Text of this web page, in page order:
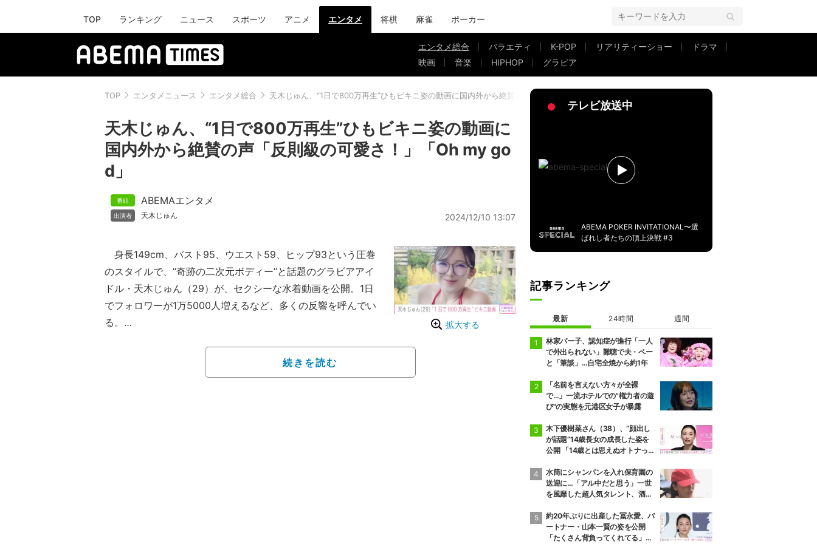
TOP ランキング ニュース スポーツ アニメ エンタメ 将棋 麻雀 ポーカー
エンタメ総合 バラエティ K-POP リアリティーショー
ドラマ
映画
音楽 HIPHOP グラビア
TOP エンタメニュース エンタメ総合 天木じゅん、“1日で800万再生”ひもビキニ姿の動画に国内外から絶賛の声「反則級の可愛さ！」「Oh my god」
天木じゅん、“1日で800万再生”ひもビキニ姿の動画に
国内外から絶賛の声「反則級の可愛さ！」「Oh my go
d」
ABEMAエンタメ
天木じゅん 2024/12/10 13:07
拡大する
身長149cm、バスト95、ウエスト59、ヒップ93という圧巻
のスタイルで、“奇跡の二次元ボディー”と話題のグラビアアイ
ドル・天木じゅん（29）が、セクシーな水着動画を公開。1日
でフォロワーが1万5000人増えるなど、多くの反響を呼んでい
る。
ファイター』シリーズに登場する春麗のコスプレショットや、
ダイナミックなバストが際立つ水着姿など、色気あふれる写真
続きを読む
テレビ放送中
ABEMA POKER INVITATIONAL〜選
ばれし者たちの頂上決戦 #3
記事ランキング
最新 24時間 週間
林家パー子、認知症が進行「一人
で外出られない」難聴で夫・ペー
と「筆談」…自宅全焼から約1年
「名前を言えない方々が全裸
で…」一流ホテルでの"権力者の遊
び"の実態を元港区女子が暴露
木下優樹菜さん（38）、“顔出し
が話題”14歳長女の成長した姿を
公開 「14歳とは思えぬオトナっぽ
ぎる」など反響
水筒にシャンパンを入れ保育園の
送迎に…「アル中だと思う」一世
を風靡した超人気タレント、酒漬
約20年ぶりに出産した冨永愛、パ
ートナー・山本一賢の姿を公開
「たくさん背負ってくれてる」感